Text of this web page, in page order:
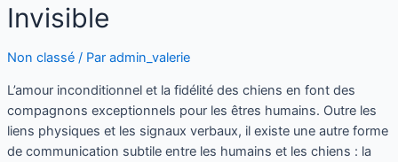
Invisible
Non classé/ Par admin_valerie
L’amour inconditionnel et la fidélité des chiens en font des
compagnons exceptionnels pour les êtres humains. Outre les
liens physiques et les signaux verbaux, il existe une autre forme
de communication subtile entre les humains et les chiens : la